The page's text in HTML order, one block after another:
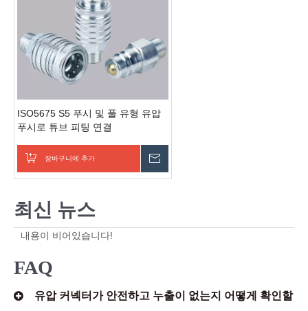
ISO5675 S5 푸시 및 풀 유형 유압
푸시로 튜브 피팅 연결
장바구니에 추가
최신 뉴스
내용이 비어있습니다!
FAQ
유압 커넥터가 안전하고 누출이 없는지 어떻게 확인할